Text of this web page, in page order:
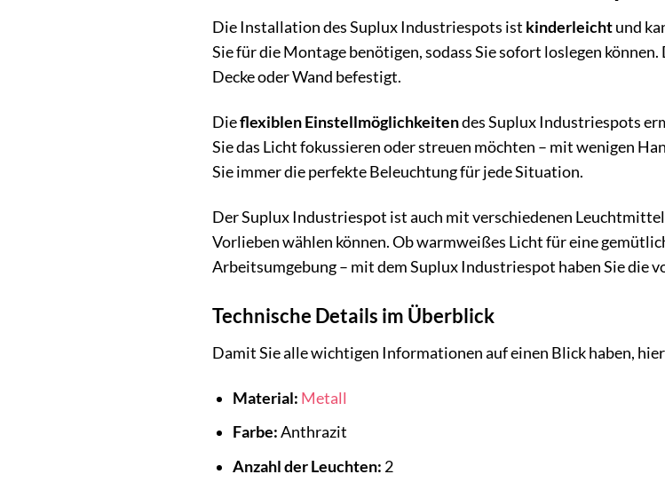
Die Installation des Suplux Industriespots ist kinderleichtund
Sie für die Montage benötigen, sodass Sie sofort loslegen können.
Decke oder Wand befestigt.
Dieflexiblen Einstellmöglichkeitendes Suplux Industriespots
Sie das Licht fokussieren oder streuen möchten – mit wenigen
Sie immer die perfekte Beleuchtung für jede Situation.
Der Suplux Industriespot ist auch mit verschiedenen
Vorlieben wählen können. Ob warmweißes Licht für eine
Arbeitsumgebung – mit dem Suplux Industriespot haben Sie die
Technische Details im Überblick
Damit Sie alle wichtigen Informationen auf einen Blick haben,
Material: Metall
Farbe:Anthrazit
Anzahl der Leuchten: 2